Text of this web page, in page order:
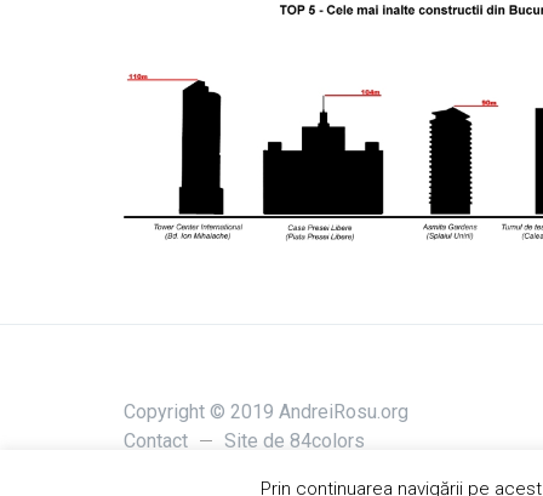
Copyright © 2019 AndreiRosu.org
Contact
Site de 84colors
Prin continuarea navigării pe